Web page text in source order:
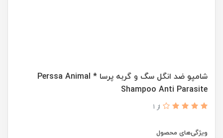
شامپو ضد انگل سگ و گربه پرسا * Perssa Animal
Shampoo Anti Parasite
از 1
ویژگی‌های محصول